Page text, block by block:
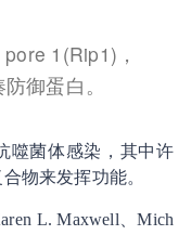
1(Rip1)，
御蛋白。
噬菌体感染，其中许
物来发挥功能。
L. Maxwell、Mich